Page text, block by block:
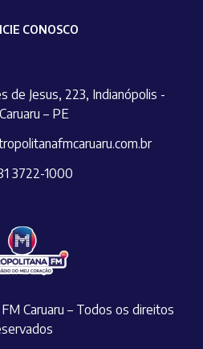
CONOSCO
de Jesus, 223, Indianópolis -
Caruaru – PE
3722-1000
Caruaru – Todos os direitos